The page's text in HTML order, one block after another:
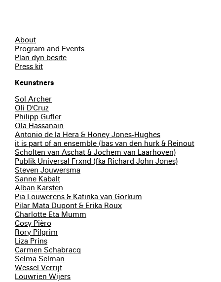
About
Program and Events
Plan dyn besite
Press kit
Keunstners
Sol Archer
Oli D'Cruz
Philipp Gufler
Ola Hassanain
Antonio de la Hera & Honey Jones-Hughes
it is part of an ensemble (bas van den hurk & Reinout
Scholten van Aschat & Jochem van Laarhoven)
Publik Universal Frxnd (fka Richard John Jones)
Steven Jouwersma
Sanne Kabalt
Alban Karsten
Pia Louwerens & Katinka van Gorkum
Pilar Mata Dupont & Erika Roux
Charlotte Eta Mumm
Cosy Pièro
Rory Pilgrim
Liza Prins
Carmen Schabracq
Selma Selman
Wessel Verrijt
Louwrien Wijers